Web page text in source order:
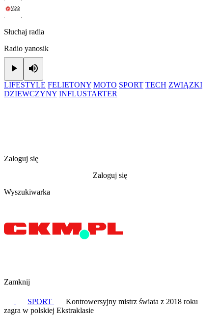
Słuchaj radia
Radio yanosik
Play
LIFESTYLE FELIETONY MOTO SPORT TECH ZWIĄZKI
DZIEWCZYNY INFLUSTARTER
Zaloguj się
Zaloguj się
Wyszukiwarka
Zamknij
SPORT
Kontrowersyjny mistrz świata z 2018 roku
zagra w polskiej Ekstraklasie